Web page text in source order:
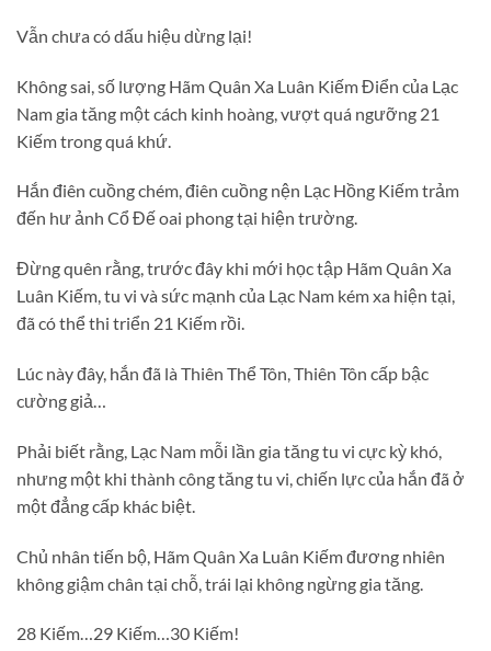
Vẫn chưa có dấu hiệu dừng lại!
Không sai, số lượng Hãm Quân Xa Luân Kiếm Điển của Lạc
Nam gia tăng một cách kinh hoàng, vượt quá ngưỡng 21
Kiếm trong quá khứ.
Hắn điên cuồng chém, điên cuồng nện Lạc Hồng Kiếm trảm
đến hư ảnh Cổ Đế oai phong tại hiện trường.
Đừng quên rằng, trước đây khi mới học tập Hãm Quân Xa
Luân Kiếm, tu vi và sức mạnh của Lạc Nam kém xa hiện tại,
đã có thể thi triển 21 Kiếm rồi.
Lúc này đây, hắn đã là Thiên Thể Tôn, Thiên Tôn cấp bậc
cường giả…
Phải biết rằng, Lạc Nam mỗi lần gia tăng tu vi cực kỳ khó,
nhưng một khi thành công tăng tu vi, chiến lực của hắn đã ở
một đẳng cấp khác biệt.
Chủ nhân tiến bộ, Hãm Quân Xa Luân Kiếm đương nhiên
không giậm chân tại chỗ, trái lại không ngừng gia tăng.
28 Kiếm…29 Kiếm…30 Kiếm!